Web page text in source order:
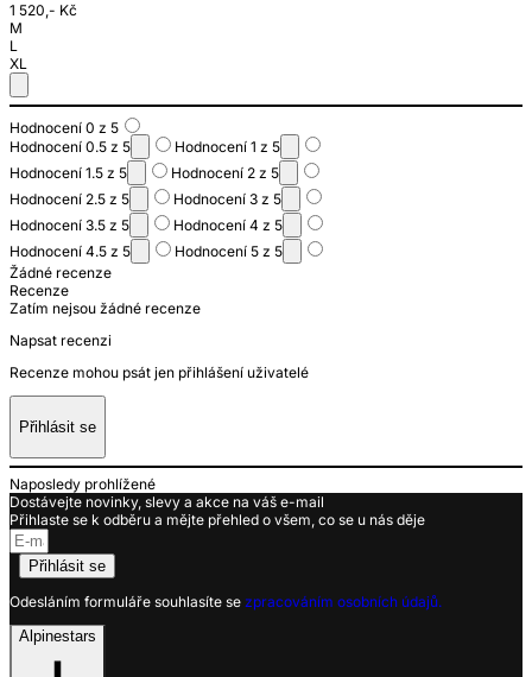
1 520,- Kč
M
L
XL
Hodnocení 0 z 5
Hodnocení 0.5 z 5
Hodnocení 1 z 5
Hodnocení 1.5 z 5
Hodnocení 2 z 5
Hodnocení 2.5 z 5
Hodnocení 3 z 5
Hodnocení 3.5 z 5
Hodnocení 4 z 5
Hodnocení 4.5 z 5
Hodnocení 5 z 5
Žádné recenze
Recenze
Zatím nejsou žádné recenze
Napsat recenzi
Recenze mohou psát jen přihlášení uživatelé
Přihlásit se
Naposledy prohlížené
Dostávejte novinky, slevy a akce na váš e-mail
Přihlaste se k odběru a mějte přehled o všem, co se u nás děje
Přihlásit se
Odesláním formuláře souhlasíte se zpracováním osobních údajů.
Alpinestars